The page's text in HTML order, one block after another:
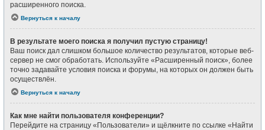
расширенного поиска.
Вернуться к началу
В результате моего поиска я получил пустую страницу!
Ваш поиск дал слишком большое количество результатов, которые веб-
сервер не смог обработать. Используйте «Расширенный поиск», более
точно задавайте условия поиска и форумы, на которых он должен быть
осуществлён.
Вернуться к началу
Как мне найти пользователя конференции?
Перейдите на страницу «Пользователи» и щёлкните по ссылке «Найти